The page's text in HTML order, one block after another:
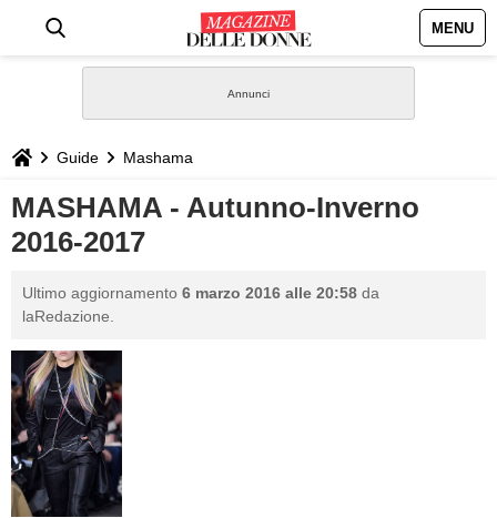
MENU
STILE
BIOGRAFIE
DEFINIZIONI
GASTRONOMIA
CAPELLI
SESSO
Guide Mashama
MASHAMA - Autunno-Inverno
2016-2017
Ultimo aggiornamento 6 marzo 2016 alle 20:58 da
laRedazione.